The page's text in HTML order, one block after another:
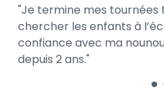
Je termine mes
chercher les enfants à
confiance avec ma nounou
depuis 2 ans.